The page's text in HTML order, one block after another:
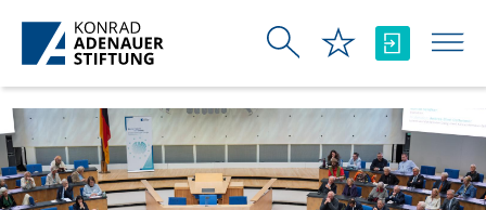
Zum Hauptinhalt springen